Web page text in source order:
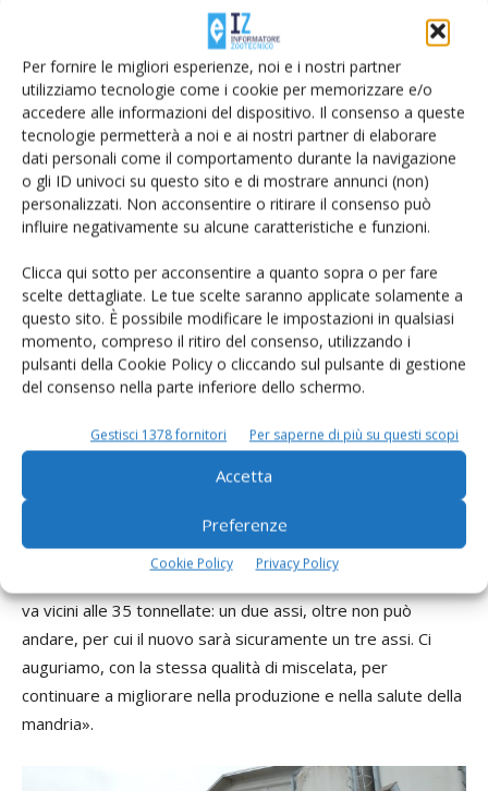
Per fornire le migliori esperienze, noi e i nostri partner
utilizziamo tecnologie come i cookie per memorizzare e/o
accedere alle informazioni del dispositivo. Il consenso a queste
tecnologie permetterà a noi e ai nostri partner di elaborare
dati personali come il comportamento durante la navigazione
o gli ID univoci su questo sito e di mostrare annunci (non)
personalizzati. Non acconsentire o ritirare il consenso può
influire negativamente su alcune caratteristiche e funzioni.
Clicca qui sotto per acconsentire a quanto sopra o per fare
scelte dettagliate. Le tue scelte saranno applicate solamente a
questo sito. È possibile modificare le impostazioni in qualsiasi
momento, compreso il ritiro del consenso, utilizzando i
pulsanti della Cookie Policy o cliccando sul pulsante di gestione
del consenso nella parte inferiore dello schermo.
Gestisci 1378 fornitori Per saperne di più su questi scopi
Accetta
Preferenze
Cookie Policy Privacy Policy
primaverili e autunnali e proteine oltre quota 3.6. «Il merito
è anche del carro unifeed. Anzi forse principalmente di
esso. Il cambio di registro, quando siamo passati dal
vecchio al nuovo mezzo, è stato immediato e decisivo».
La soddisfazione dei proprietari è testimoniata dal fatto
che nel momento in cui si pensa a un nuovo carro, gli occhi
cadono nuovamente sul Leader PF di Faresin. Per far
fronte a una mandria ulteriormente ampliata, ormai alla
Colombaia si sta infatti progettando l’acquisto di un mezzo
più grande.
«Stiamo valutando il 40 metri cubi– conferma Roberto
Bartolomei – sempre in versione semovente: l’unica
soluzione che consente di fare tante miscelate diverse
mantenendo un certo comfort a chi sta alla guida.
importante che si lavori con agio».
Gli occhi della famiglia Bartolomei sono caduti su un PF3,
dunque una macchina a tre coclee e altrettanti assi. «Il due
assi è già al limite con una portata di 33 metri cubi.
Essendo rivestito internamente in acciaio, ha una tara di
va vicini alle 35 tonnellate: un due assi, oltre non può
andare, per cui il nuovo sarà sicuramente un tre assi. Ci
auguriamo, con la stessa qualità di miscelata, per
continuare a migliorare nella produzione e nella salute della
mandria».